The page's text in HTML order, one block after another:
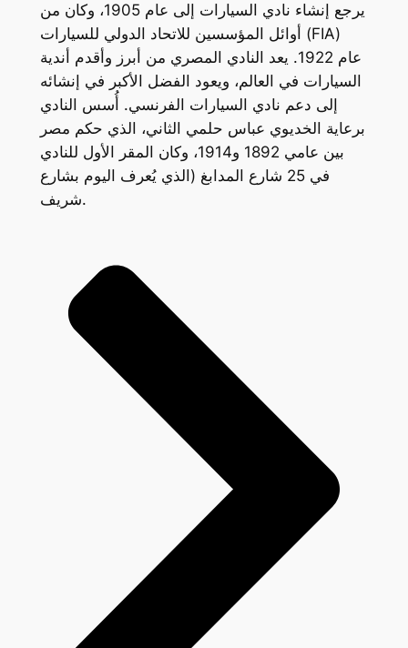
يرجع إنشاء نادي السيارات إلى عام 1905، وكان من
أوائل المؤسسين للاتحاد الدولي للسيارات (FIA)
عام 1922. يعد النادي المصري من أبرز وأقدم أندية
السيارات في العالم، ويعود الفضل الأكبر في إنشائه
إلى دعم نادي السيارات الفرنسي. أُسس النادي
برعاية الخديوي عباس حلمي الثاني، الذي حكم مصر
بين عامي 1892 و1914، وكان المقر الأول للنادي
في 25 شارع المدابغ (الذي يُعرف اليوم بشارع
شريف.